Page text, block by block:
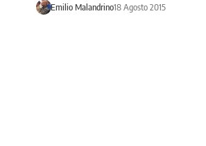
Emilio Malandrino18 Agosto 2015